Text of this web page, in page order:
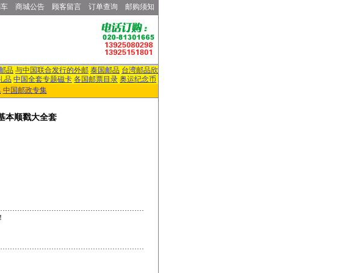
商城公告 顾客留言 订单查询 邮购须知
品 与中国联合发行的外邮 泰国邮品 台湾邮品欣
品 中国全套专题磁卡 各国邮票目录 奥运纪念币
中国邮政专集
本顺戳大全套